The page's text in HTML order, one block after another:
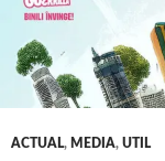
ACTUAL, MEDIA, UTIL